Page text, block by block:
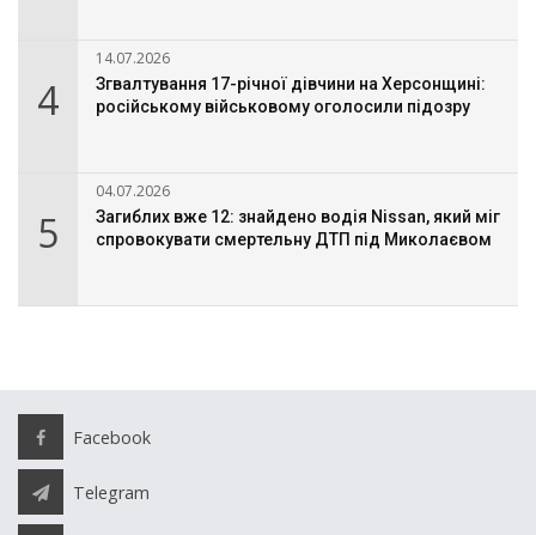
4
14.07.2026
Згвалтування 17-річної дівчини на Херсонщині:
російському військовому оголосили підозру
5
04.07.2026
Загиблих вже 12: знайдено водія Nissan, який міг
спровокувати смертельну ДТП під Миколаєвом
Facebook
Telegram